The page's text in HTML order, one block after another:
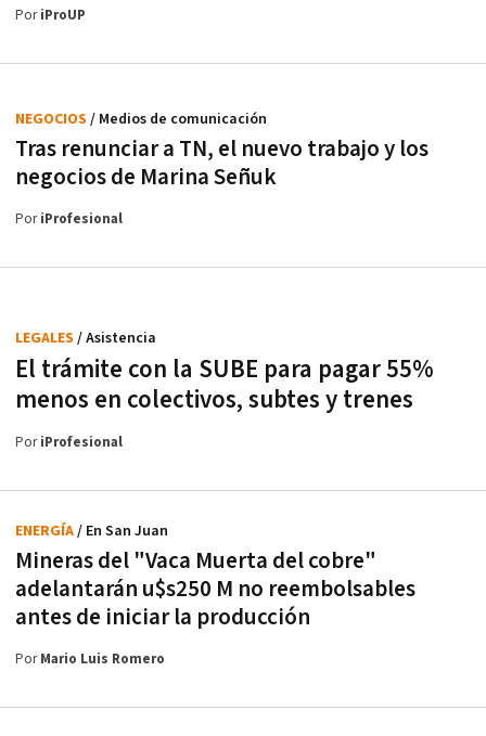
PoriProUP
Tras renunciar a TN, el nuevo trabajo y los
negocios de Marina Señuk
NEGOCIOS / Medios de comunicación
PoriProfesional
El trámite con la SUBE para pagar 55%
menos en colectivos, subtes y trenes
LEGALES / Asistencia
PoriProfesional
Mineras del "Vaca Muerta del cobre"
adelantarán u$s250 M no reembolsables
antes de iniciar la producción
ENERGÍA/ En San Juan
PorMario Luis Romero